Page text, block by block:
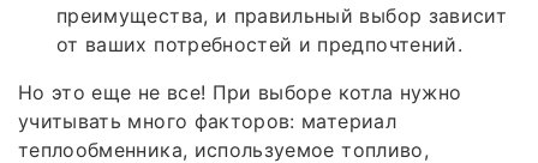
преимущества, и правильный выбор зависит
от ваших потребностей и предпочтений.
Но это еще не все! При выборе котла нужно
учитывать много факторов: материал
теплообменника, используемое топливо,